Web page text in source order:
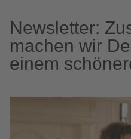
Newsletter:
machen wir
einem